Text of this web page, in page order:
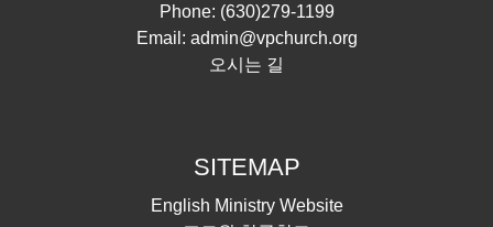
Phone: (630)279-1199
Email: admin@vpchurch.org
오시는 길
SITEMAP
English Ministry Website